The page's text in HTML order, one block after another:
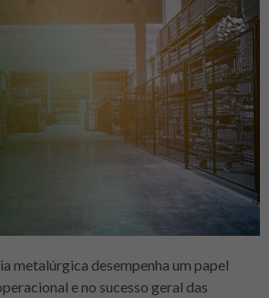
metalúrgica desempenha um papel
e no sucesso geral das